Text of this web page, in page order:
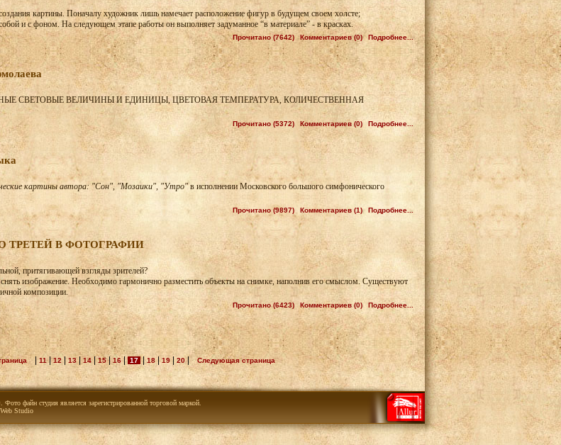
картины. Поначалу художник лишь намечает расположение фигур в будущем своем холсте;
и с фоном. На следующем этапе работы он выполняет задуманное “в материале” - в красках.
Прочитано (7642) Комментариев (0) Подробнее...
СВЕТОВЫЕ ВЕЛИЧИНЫ И ЕДИНИЦЫ, ЦВЕТОВАЯ ТЕМПЕРАТУРА, КОЛИЧЕСТВЕННАЯ
Прочитано (5372) Комментариев (0) Подробнее...
картины автора: "Сон", "Мозаики", "Утро"в исполнении Московского большого симфонического
Прочитано (9897) Комментариев (1) Подробнее...
ТРЕТЕЙ В ФОТОГРАФИИ
притягивающей взгляды зрителей?
изображение. Необходимо гармонично разместить объекты на снимке, наполнив его смыслом. Существуют
композиции.
Прочитано (6423) Комментариев (0) Подробнее...
11|12 | 13| 14 |15| 16| 17 |18|19 20| Следующая страница
файн студия является зарегистрированной торговой маркой.
Studio